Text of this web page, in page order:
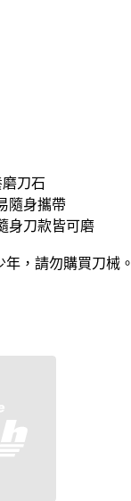
刀石
隨身攜帶
身刀款皆可磨
，請勿購買刀械。